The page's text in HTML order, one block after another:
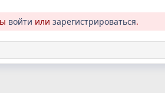
войти или зарегистрироваться.